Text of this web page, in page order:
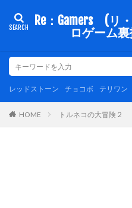
Re：Gamers (リ
ロゲーム
レッドストーン チョコボ テリワン
HOME トルネコの大冒険２